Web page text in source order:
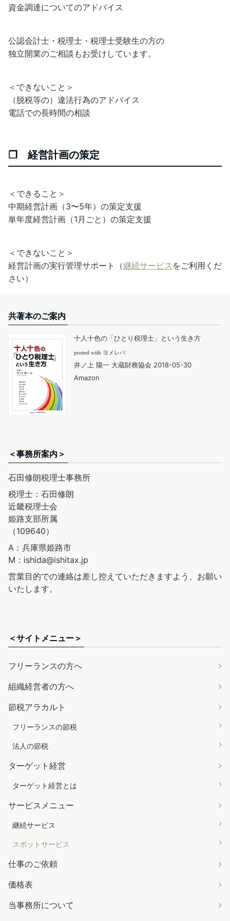
資金調達についてのアドバイス
公認会計士・税理士・税理士受験生の方の
独立開業のご相談もお受けしています。
＜できないこと＞
（脱税等の）違法行為のアドバイス
電話での長時間の相談
❐ 経営計画の策定
＜できること＞
中期経営計画（3〜5年）の策定支援
単年度経営計画（1月ごと）の策定支援
＜できないこと＞
経営計画の実行管理サポート（継続サービス をご利用くだ
さい）
共著本のご案内
十人十色の「ひとり税理士」という生き方
posted with ヨメレバ
井ノ上 陽一 大蔵財務協会 2018-05-30
Amazon
＜事務所案内＞
石田修朗税理士事務所
税理士：石田修朗
近畿税理士会
姫路支部所属
（109640）
A：兵庫県姫路市
M：ishida@ishitax.jp
営業目的での連絡は差し控えていただきますよう、お願い
いたします。
＜サイトメニュー＞
フリーランスの方へ
組織経営者の方へ
節税アラカルト
フリーランスの節税
法人の節税
ターゲット経営
ターゲット経営とは
サービスメニュー
継続サービス
スポットサービス
仕事のご依頼
価格表
当事務所について